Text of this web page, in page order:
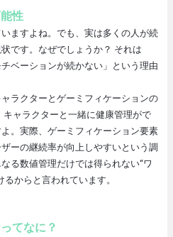
性
ますよね。でも、実は多くの人が続
です。なぜでしょうか？ それは
ベーションが続かない」という理由
ラクターとゲーミフィケーションの
ャラクターと一緒に健康管理がで
。実際、ゲーミフィケーション要素
ーの継続率が向上しやすいという調
る数値管理だけでは得られない“ワ
るからと言われています。
てなに？